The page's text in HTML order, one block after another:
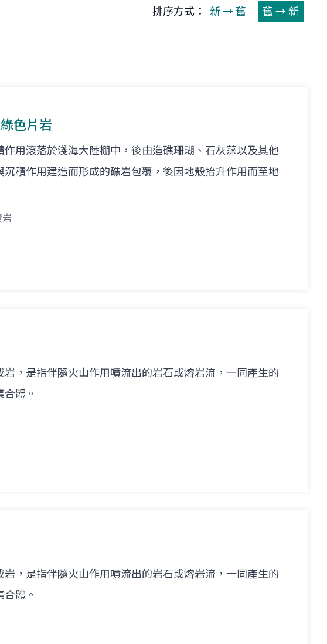
排序方式： 新 → 舊 舊 → 新
色片岩
作用滾落於淺海大陸棚中，後由造礁珊瑚、石灰藻以及其他
沉積作用建造而形成的礁岩包覆，後因地殼抬升作用而至地
岩
岩，是指伴隨火山作用噴流出的岩石或熔岩流，一同產生的
體。
岩，是指伴隨火山作用噴流出的岩石或熔岩流，一同產生的
體。